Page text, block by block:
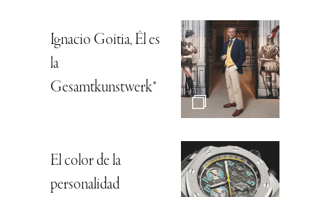
Ignacio Goitia, Él es
la
Gesamtkunstwerk*
El color de la
personalidad